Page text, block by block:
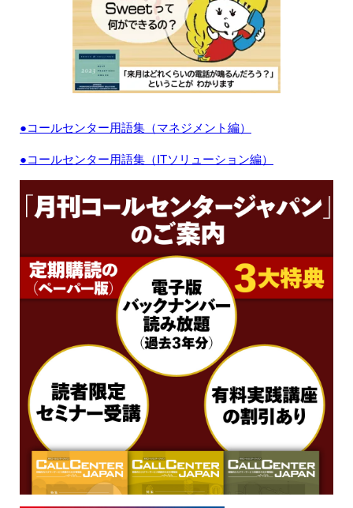
●コールセンター用語集（マネジメント編）
●コールセンター用語集（ITソリューション編）